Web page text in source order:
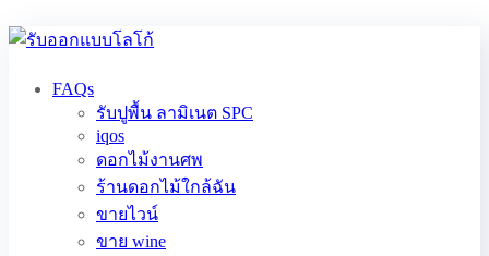
FAQs
รับปูพื้น ลามิเนต SPC
iqos
ดอกไม้งานศพ
ร้านดอกไม้ใกล้ฉัน
ขายไวน์
ขาย wine